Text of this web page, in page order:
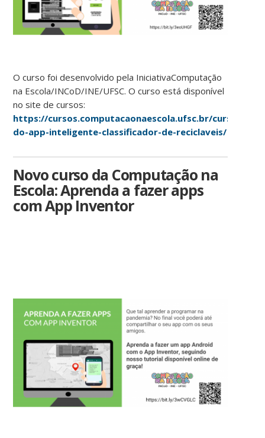
O curso foi desenvolvido pela IniciativaComputação
na Escola/INCoD/INE/UFSC. O curso está disponível
no site de cursos:
https://cursos.computacaonaescola.ufsc.br/cursos/
do-app-inteligente-classificador-de-reciclaveis/
Novo curso da Computação na
Escola: Aprenda a fazer apps
com App Inventor